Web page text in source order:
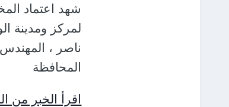
شهد اعتماد
لمركز ومدينة
ناصر ،
المحافظة
اقرأ الخبر من